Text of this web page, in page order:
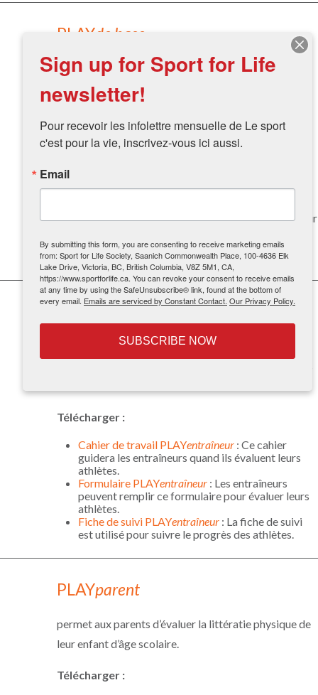
PLAYde base
s’agit d’une version simplifiée de PLAY pour le plaisir,
qui permet aux professionnels de l’entraînement
Télécharger :
évaluent leurs athlètes.
l’entraînement peuvent remplir ce formulaire pour
Fiche de suivi de PLAYde base: La fiche de suivi
est utilisé pour suivre le progrès des athlètes.
PLAYentraîneur
est utilisé par les entraîneurs en conjonctions avec les
Télécharger :
Cahier de travail PLAYentraîneur : Ce cahier
guidera les entraîneurs quand ils évaluent leurs
athlètes.
Formulaire PLAYentraîneur : Les entraîneurs
peuvent remplir ce formulaire pour évaluer leurs
athlètes.
Fiche de suivi PLAYentraîneur : La fiche de suivi
est utilisé pour suivre le progrès des athlètes.
PLAYparent
permet aux parents d’évaluer la littératie physique de
leur enfant d’âge scolaire.
Télécharger :
Sign up for Sport for Life
newsletter!
Pour recevoir les infolettre mensuelle de Le sport
c'est pour la vie, inscrivez-vous ici aussi.
Email
By submitting this form, you are consenting to receive marketing emails
from: Sport for Life Society, Saanich Commonwealth Place, 100-4636 Elk
Lake Drive, Victoria, BC, British Columbia, V8Z 5M1, CA,
https://www.sportforlife.ca. You can revoke your consent to receive emails
at any time by using the SafeUnsubscribe® link, found at the bottom of
every email. Emails are serviced by Constant Contact. Our Privacy Policy.
SUBSCRIBE NOW